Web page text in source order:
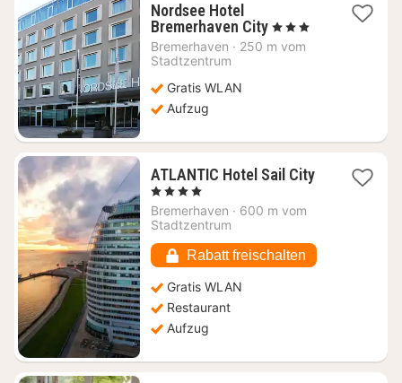
Nordsee Hotel
Bremerhaven City1
Nacht
, 3 Sterne
Bremerhaven · 250 m vom
Stadtzentrum
Gratis WLAN
Aufzug
ATLANTIC Hotel Sail City1
, 4 Sterne
Bremerhaven · 600 m vom
Stadtzentrum
Rabatt freischalten
Gratis WLAN
Restaurant
Aufzug